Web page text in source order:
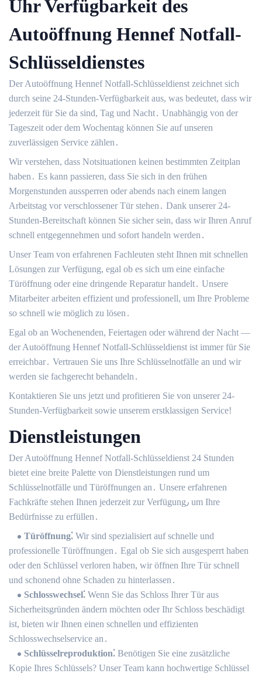
Uhr Verfügbarkeit des
Autoöffnung Hennef Notfall-
Schlüsseldienstes
Der Autoöffnung Hennef Notfall-Schlüsseldienst zeichnet sich
durch seine 24-Stunden-Verfügbarkeit aus, was bedeutet, dass wir
jederzeit für Sie da sind, Tag und Nacht․ Unabhängig von der
Tageszeit oder dem Wochentag können Sie auf unseren
zuverlässigen Service zählen․
Wir verstehen, dass Notsituationen keinen bestimmten Zeitplan
haben․ Es kann passieren, dass Sie sich in den frühen
Morgenstunden aussperren oder abends nach einem langen
Arbeitstag vor verschlossener Tür stehen․ Dank unserer 24-
Stunden-Bereitschaft können Sie sicher sein, dass wir Ihren Anruf
schnell entgegennehmen und sofort handeln werden․
Unser Team von erfahrenen Fachleuten steht Ihnen mit schnellen
Lösungen zur Verfügung, egal ob es sich um eine einfache
Türöffnung oder eine dringende Reparatur handelt․ Unsere
Mitarbeiter arbeiten effizient und professionell, um Ihre Probleme
so schnell wie möglich zu lösen․
Egal ob an Wochenenden, Feiertagen oder während der Nacht ―
der Autoöffnung Hennef Notfall-Schlüsseldienst ist immer für Sie
erreichbar․ Vertrauen Sie uns Ihre Schlüsselnotfälle an und wir
werden sie fachgerecht behandeln․
Kontaktieren Sie uns jetzt und profitieren Sie von unserer 24-
Stunden-Verfügbarkeit sowie unserem erstklassigen Service!
Dienstleistungen
Der Autoöffnung Hennef Notfall-Schlüsseldienst 24 Stunden
bietet eine breite Palette von Dienstleistungen rund um
Schlüsselnotfälle und Türöffnungen an․ Unsere erfahrenen
Fachkräfte stehen Ihnen jederzeit zur Verfügung٫ um Ihre
Bedürfnisse zu erfüllen․
Türöffnung⁚ Wir sind spezialisiert auf schnelle und
professionelle Türöffnungen․ Egal ob Sie sich ausgesperrt haben
oder den Schlüssel verloren haben, wir öffnen Ihre Tür schnell
und schonend ohne Schaden zu hinterlassen․
Schlosswechsel⁚ Wenn Sie das Schloss Ihrer Tür aus
Sicherheitsgründen ändern möchten oder Ihr Schloss beschädigt
ist, bieten wir Ihnen einen schnellen und effizienten
Schlosswechselservice an․
Schlüsselreproduktion⁚ Benötigen Sie eine zusätzliche
Kopie Ihres Schlüssels? Unser Team kann hochwertige Schlüssel